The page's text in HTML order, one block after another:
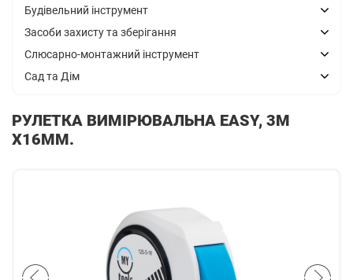
Будівельний інструмент
Засоби захисту та зберігання
Слюсарно-монтажний інструмент
Сад та Дім
РУЛЕТКА ВИМІРЮВАЛЬНА EASY, 3М
Х16ММ.